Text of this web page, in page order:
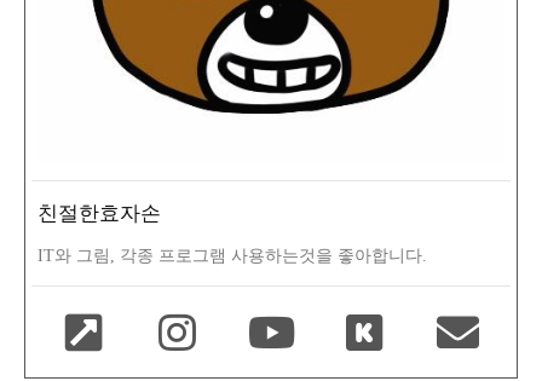
친절한효자손
IT와 그림, 각종 프로그램 사용하는것을 좋아합니다.